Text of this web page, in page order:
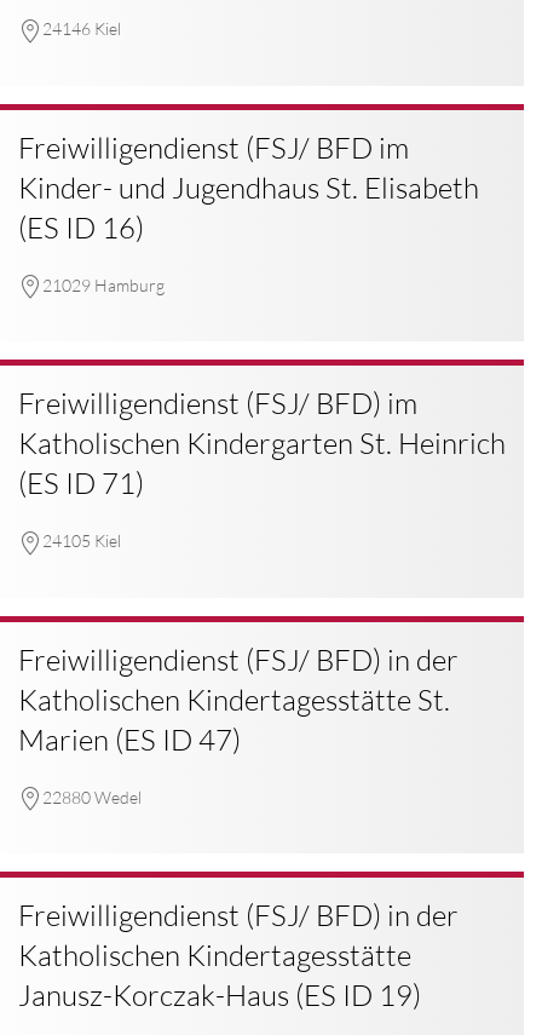
24146 Kiel
Freiwilligendienst (FSJ/ BFD im
Kinder- und Jugendhaus St. Elisabeth
(ES ID 16)
21029 Hamburg
Freiwilligendienst (FSJ/ BFD) im
Katholischen Kindergarten St. Heinrich
(ES ID 71)
24105 Kiel
Freiwilligendienst (FSJ/ BFD) in der
Katholischen Kindertagesstätte St.
Marien (ES ID 47)
22880 Wedel
Freiwilligendienst (FSJ/ BFD) in der
Katholischen Kindertagesstätte
Janusz-Korczak-Haus (ES ID 19)